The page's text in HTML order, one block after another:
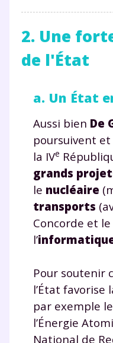
2. Une
de l'État
a. Un État
Aussi bien De
poursuivent
la IVe
grands
le nucléaire
transports
Concorde et
l’
Pour soutenir
l’État favorise
par exemple le
l’Énergie
National de